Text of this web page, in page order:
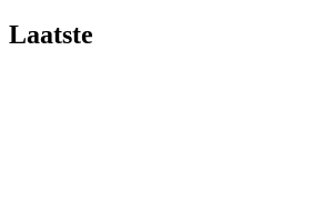
Laatste